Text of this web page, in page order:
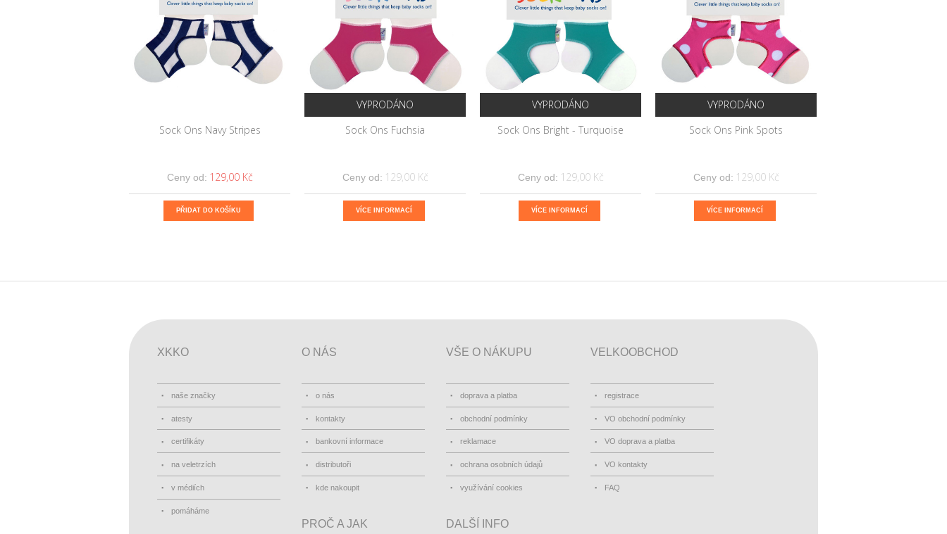
Sock Ons Navy Stripes
Ceny od: 129,00 Kč
PŘIDAT DO KOŠÍKU
VYPRODÁNO
Sock Ons Fuchsia
Ceny od: 129,00 Kč
VÍCE INFORMACÍ
VYPRODÁNO
Sock Ons Bright - Turquoise
Ceny od: 129,00 Kč
VÍCE INFORMACÍ
VYPRODÁNO
Sock Ons Pink Spots
Ceny od: 129,00 Kč
VÍCE INFORMACÍ
XKKO
naše značky
atesty
certifikáty
na veletrzích
v médiích
pomáháme
O NÁS
o nás
kontakty
bankovní informace
distributoři
kde nakoupit
VŠE O NÁKUPU
doprava a platba
obchodní podmínky
reklamace
ochrana osobních údajů
využívání cookies
VELKOOBCHOD
registrace
VO obchodní podmínky
VO doprava a platba
VO kontakty
FAQ
PROČ A JAK DALŠÍ INFO